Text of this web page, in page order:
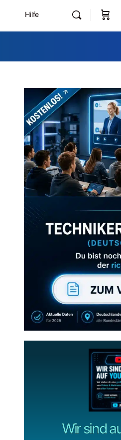
Hilfe
Zum
Wir sind
wenn dir
ZUM